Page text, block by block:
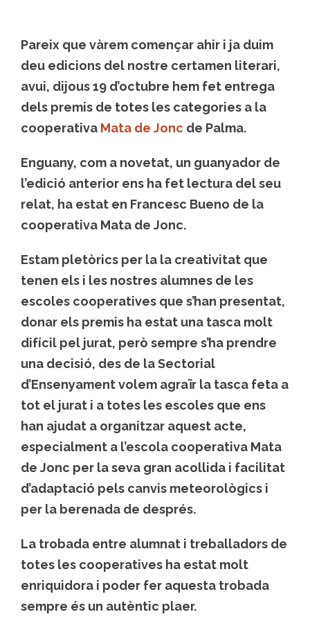
Pareix que vàrem començar ahir i ja duim
deu edicions del nostre certamen literari,
avui, dijous 19 d’octubre hem fet entrega
dels premis de totes les categories a la
cooperativa Mata de Jonc de Palma.
Enguany, com a novetat, un guanyador de
l’edició anterior ens ha fet lectura del seu
relat, ha estat en Francesc Bueno de la
cooperativa Mata de Jonc.
Estam pletòrics per la la creativitat que
tenen els i les nostres alumnes de les
escoles cooperatives que s’han presentat,
donar els premis ha estat una tasca molt
difícil pel jurat, però sempre s’ha prendre
una decisió, des de la Sectorial
d’Ensenyament volem agraïr la tasca feta a
tot el jurat i a totes les escoles que ens
han ajudat a organitzar aquest acte,
especialment a l’escola cooperativa Mata
de Jonc per la seva gran acollida i facilitat
d’adaptació pels canvis meteorològics i
per la berenada de després.
La trobada entre alumnat i treballadors de
totes les cooperatives ha estat molt
enriquidora i poder fer aquesta trobada
sempre és un autèntic plaer.